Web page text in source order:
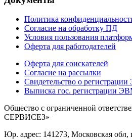
Политика
Согласие на обработку ПД
Условия пользования
Оферта для работодателей
Оферта для соискателей
Согласие на рассылки
Свидетельство о
Выписка гос. регистрации
Общество с ограниченной
СЕРВИСЕЗ»
Юр. адрес: 141273, Московская обл,